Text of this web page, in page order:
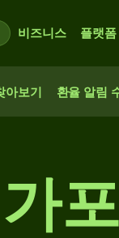
비즈니스 플랫폼
아보기 환율 알림